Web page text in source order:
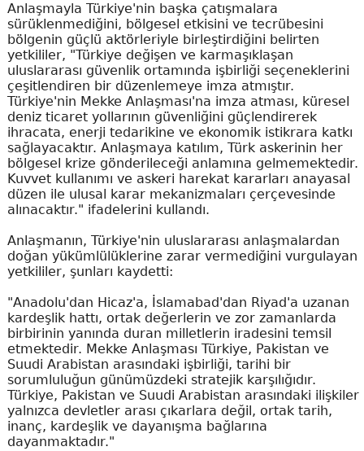
Anlaşmayla Türkiye'nin başka çatışmalara
sürüklenmediğini, bölgesel etkisini ve tecrübesini
bölgenin güçlü aktörleriyle birleştirdiğini belirten
yetkililer, "Türkiye değişen ve karmaşıklaşan
uluslararası güvenlik ortamında işbirliği seçeneklerini
çeşitlendiren bir düzenlemeye imza atmıştır.
Türkiye'nin Mekke Anlaşması'na imza atması, küresel
deniz ticaret yollarının güvenliğini güçlendirerek
ihracata, enerji tedarikine ve ekonomik istikrara katkı
sağlayacaktır. Anlaşmaya katılım, Türk askerinin her
bölgesel krize gönderileceği anlamına gelmemektedir.
Kuvvet kullanımı ve askeri harekat kararları anayasal
düzen ile ulusal karar mekanizmaları çerçevesinde
alınacaktır." ifadelerini kullandı.
Anlaşmanın, Türkiye'nin uluslararası anlaşmalardan
doğan yükümlülüklerine zarar vermediğini vurgulayan
yetkililer, şunları kaydetti:
"Anadolu'dan Hicaz'a, İslamabad'dan Riyad'a uzanan
kardeşlik hattı, ortak değerlerin ve zor zamanlarda
birbirinin yanında duran milletlerin iradesini temsil
etmektedir. Mekke Anlaşması Türkiye, Pakistan ve
Suudi Arabistan arasındaki işbirliği, tarihi bir
sorumluluğun günümüzdeki stratejik karşılığıdır.
Türkiye, Pakistan ve Suudi Arabistan arasındaki ilişkiler
yalnızca devletler arası çıkarlara değil, ortak tarih,
inanç, kardeşlik ve dayanışma bağlarına
dayanmaktadır."